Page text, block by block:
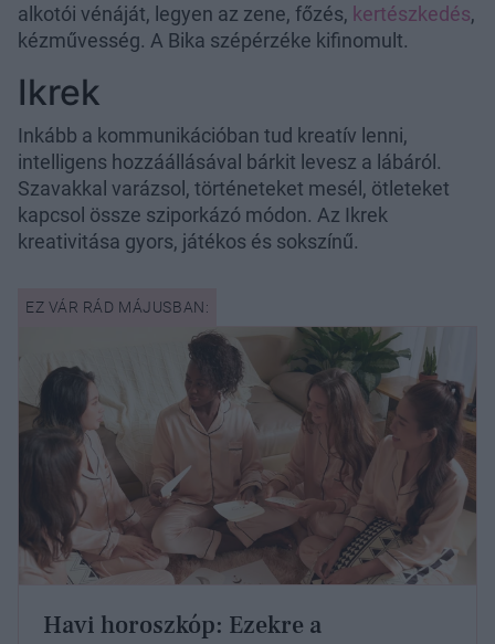
alkotói vénáját, legyen az zene, főzés, kertészkedés,
kézművesség. A Bika szépérzéke kifinomult.
Ikrek
Inkább a kommunikációban tud kreatív lenni,
intelligens hozzáállásával bárkit levesz a lábáról.
Szavakkal varázsol, történeteket mesél, ötleteket
kapcsol össze sziporkázó módon. Az Ikrek
kreativitása gyors, játékos és sokszínű.
Havi horoszkóp: Ezekre a